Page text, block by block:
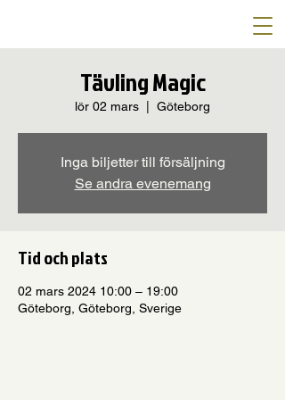
Tävling Magic
lör 02 mars Göteborg
Inga biljetter till försäljning
Se andra evenemang
Tid och plats
02 mars 2024 10:00 – 19:00
Göteborg, Göteborg, Sverige